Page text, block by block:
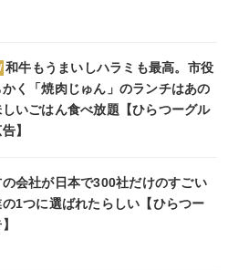
和牛もうまいしハラミも最高。市役
かく「焼肉じゅん」のランチはあの
いごはん食べ放題【ひらつーグル
】
会社が日本で300社だけのすごい
1つに選ばれたらしい【ひらつー